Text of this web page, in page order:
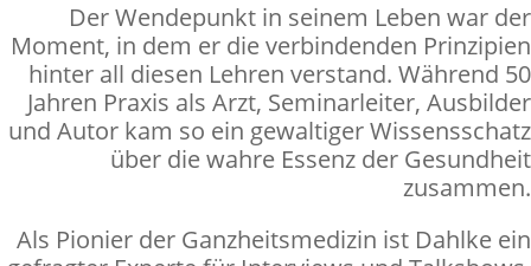
Der Wendepunkt in seinem Leben war der
Moment, in dem er die verbindenden Prinzipien
hinter all diesen Lehren verstand. Während 50
Jahren Praxis als Arzt, Seminarleiter, Ausbilder
und Autor kam so ein gewaltiger Wissensschatz
über die wahre Essenz der Gesundheit
zusammen.
Als Pionier der Ganzheitsmedizin ist Dahlke ein